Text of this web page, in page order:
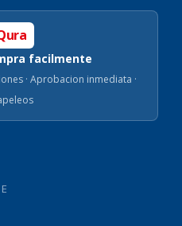
facilmente
· Aprobacion inmediata ·